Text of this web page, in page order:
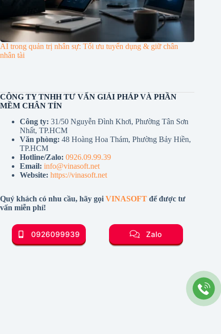
AI trong quản trị nhân sự: Tối ưu tuyển dụng & giữ chân
nhân tài
CÔNG TY TNHH TƯ VẤN GIẢI PHÁP VÀ PHẦN
MỀM CHÂN TÍN
Công ty: 31/50 Nguyễn Đình Khơi, Phường Tân Sơn
Nhất, TP.HCM
Văn phòng: 48 Hoàng Hoa Thám, Phường Bảy Hiền,
TP.HCM
Hotline/Zalo: 0926.09.99.39
Email: info@vinasoft.net
Website: https://vinasoft.net
Quý khách có nhu cầu, hãy gọi VINASOFT để được tư
vấn miễn phí!
0926099939 Zalo